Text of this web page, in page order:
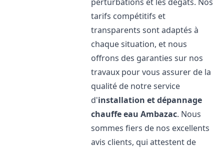
tarifs compétitifs et
transparents sont adaptés à
chaque situation, et nous
offrons des garanties sur nos
travaux pour vous assurer de la
qualité de notre service
d'installation et dépannage
chauffe eau Ambazac. Nous
sommes fiers de nos excellents
avis clients, qui attestent de